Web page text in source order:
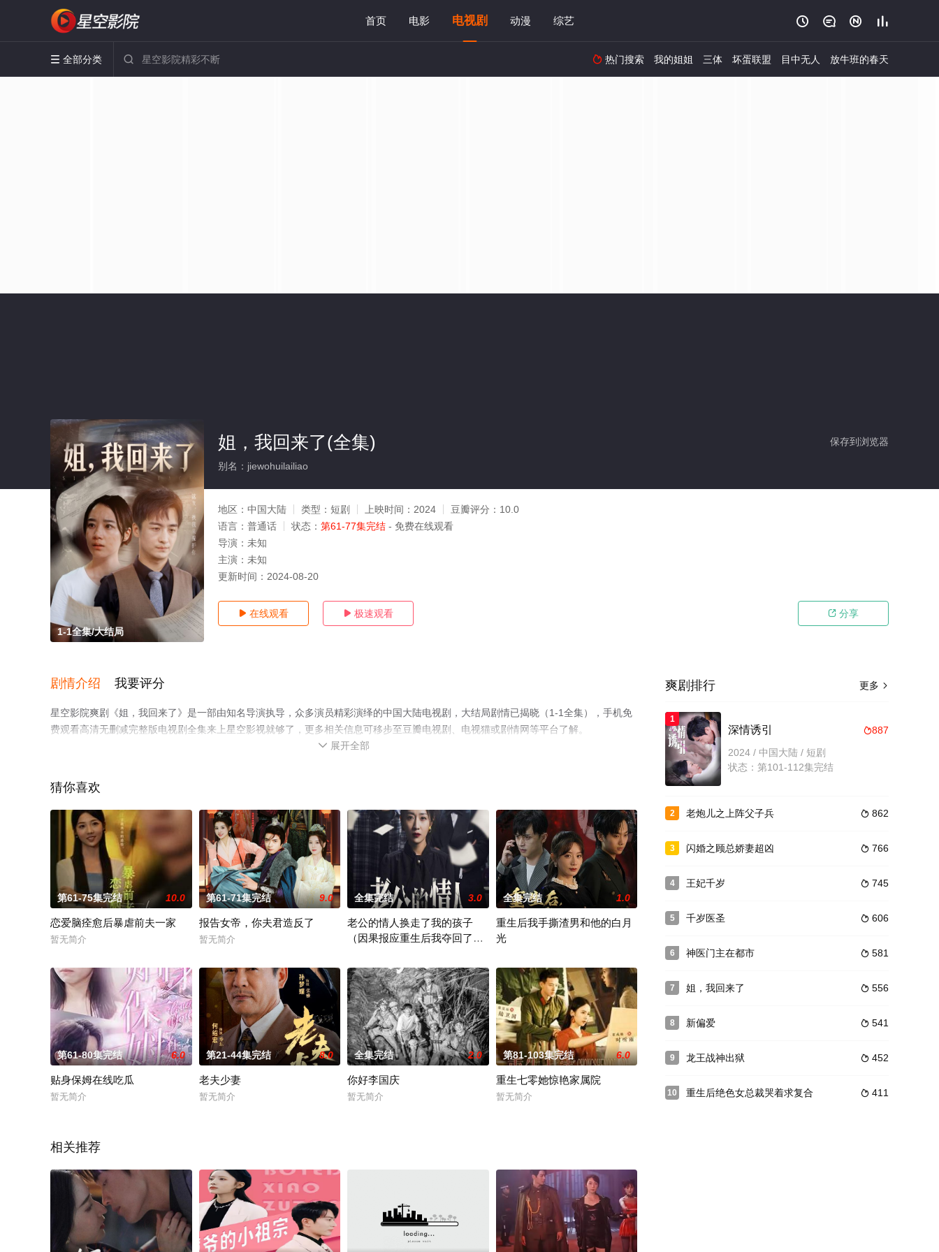
首页 电影 电视剧 动漫 综艺    
 全部分类   热门搜索 我的姐姐 三体 坏蛋联盟 目中无人 放牛班的春天
1-1全集/大结局
保存到浏览器
姐，我回来了(全集)
别名：jiewohuilailiao
地区： 中国大陆 类型： 短剧 上映时间： 2024 豆瓣评分： 10.0
语言： 普通话 状态： 第61-77集完结 - 免费在线观看
导演： 未知
主演： 未知
更新时间： 2024-08-20
 在线观看  极速观看  分享
剧情介绍 我要评分
星空影院爽剧《姐，我回来了》是一部由知名导演执导，众多演员精彩演绎的中国大陆电视剧，大结局剧情已揭晓（1-1全集），手机免
费观看高清无删减完整版电视剧全集来上星空影视就够了，更多相关信息可移步至豆瓣电视剧、电视猫或剧情网等平台了解。
 展开全部
猜你喜欢
第61-75集完结 10.0
恋爱脑痊愈后暴虐前夫一家
暂无简介
第61-71集完结 9.0
报告女帝，你夫君造反了
暂无简介
全集完结 3.0
老公的情人换走了我的孩子
（因果报应重生后我夺回了孩
全集完结 1.0
重生后我手撕渣男和他的白月
光
第61-80集完结 6.0
贴身保姆在线吃瓜
暂无简介
第21-44集完结 8.0
老夫少妻
暂无简介
全集完结 2.0
你好李国庆
暂无简介
第81-103集完结 6.0
重生七零她惊艳家属院
暂无简介
相关推荐
更多 
爽剧排行
1
887
深情诱引
2024 / 中国大陆 / 短剧
状态：第101-112集完结
2  862
老炮儿之上阵父子兵
3  766
闪婚之顾总娇妻超凶
4  745
王妃千岁
5  606
千岁医圣
6  581
神医门主在都市
7  556
姐，我回来了
8  541
新偏爱
9  452
龙王战神出狱
10  411
重生后绝色女总裁哭着求复合